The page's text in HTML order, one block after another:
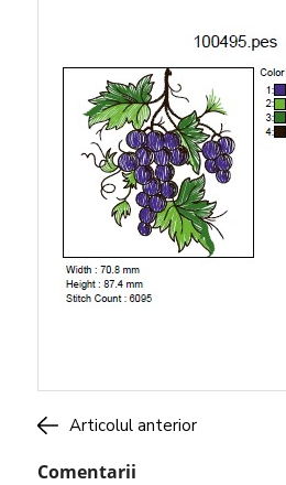
Articolul anterior
Comentarii